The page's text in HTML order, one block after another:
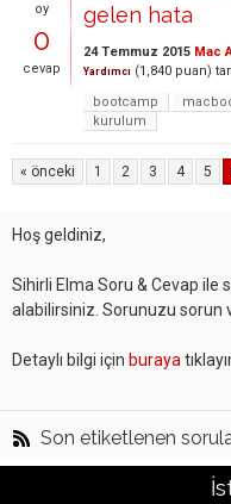
oy
0
cevap
gelen hata
24 Temmuz 2015 Mac
Yardımcı (1,840 puan)
bootcamp
kurulum
« önceki 1 2 3 4 5
Hoş geldiniz,
Sihirli Elma Soru & Cevap ile
alabilirsiniz. Sorunuzu sorun
Detaylı bilgi için buraya
Son etiketlenen